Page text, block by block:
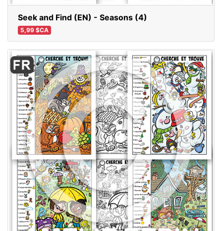
Seek and Find (EN) - Seasons (4)
5,99 $CA